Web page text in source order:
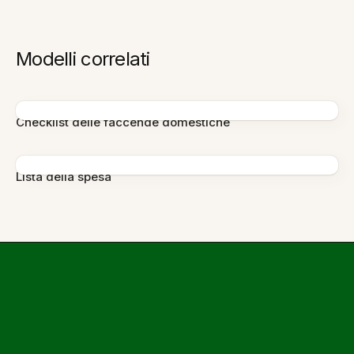
Modelli correlati
Checklist delle faccende domestiche
Lista della spesa